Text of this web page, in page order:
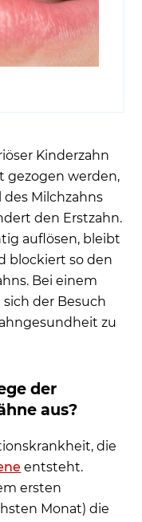
Kinderzahn
gezogen werden,
Milchzahns
den Erstzahn.
auflösen, bleibt
blockiert so den
Bei einem
der Besuch
zu
der
aus?
die
entsteht.
ersten
Monat) die